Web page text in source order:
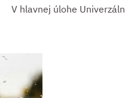
V hlavnej úlohe